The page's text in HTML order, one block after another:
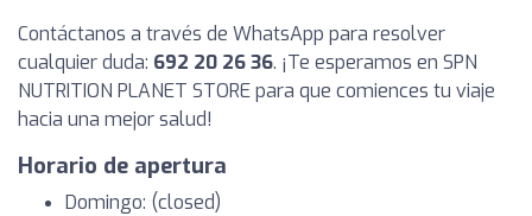
Contáctanos a través de WhatsApp para resolver
cualquier duda: 692 20 26 36. ¡Te esperamos en SPN
NUTRITION PLANET STORE para que comiences tu viaje
hacia una mejor salud!
Horario de apertura
Domingo: (closed)